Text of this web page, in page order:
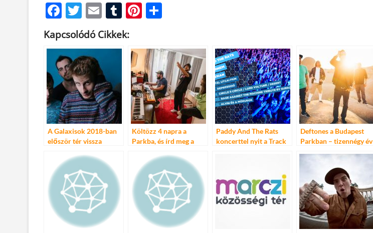
F
ac
e
b
o
o
k
T
w
itt
er
E
m
ail
T
u
m
bl
Pi
es
t
m
e
g
Kapcsolódó Cikkek:
A Galaxisok 2018-ban
először tér vissza
23, Akvárium!
Költözz 4 napra a
Parkba, és írd meg a
Paddy And The Rats
koncerttel nyit a Track
Deftones a Budapest
Parkban – tizennégy év